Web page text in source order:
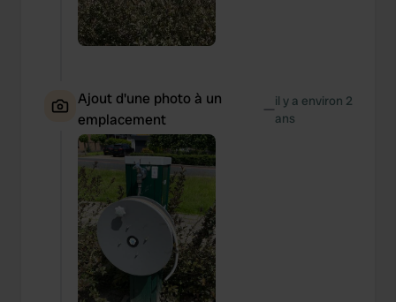
Ajout d'une photo à un
emplacement
—il y a environ 2
ans